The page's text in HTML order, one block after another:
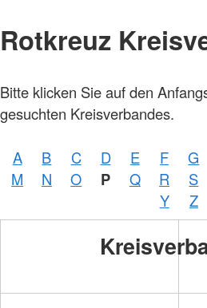
Rotkreuz
Bitte klicken Sie auf den
gesuchten Kreisverbandes.
A B C D E F G
M
N O P Q R S
Y
Z